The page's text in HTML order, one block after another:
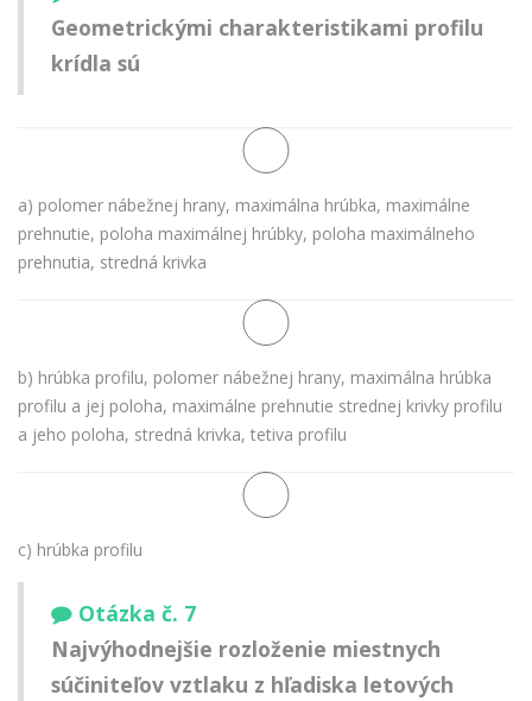
Geometrickými charakteristikami profilu
krídla sú
a) polomer nábežnej hrany, maximálna hrúbka, maximálne
prehnutie, poloha maximálnej hrúbky, poloha maximálneho
prehnutia, stredná krivka
b) hrúbka profilu, polomer nábežnej hrany, maximálna hrúbka
profilu a jej poloha, maximálne prehnutie strednej krivky profilu
a jeho poloha, stredná krivka, tetiva profilu
c) hrúbka profilu
Otázka č. 7
Najvýhodnejšie rozloženie miestnych
súčiniteľov vztlaku z hľadiska letových